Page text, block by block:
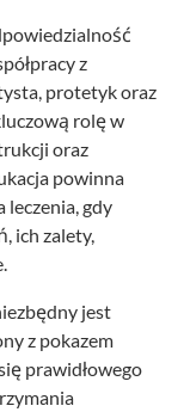
z
protetyk oraz
rolę w
oraz
powinna
leczenia, gdy
ich zalety,
jest
z pokazem
prawidłowego